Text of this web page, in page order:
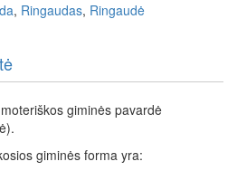
, Ringaudas, Ringaudė
giminės pavardė
giminės forma yra: